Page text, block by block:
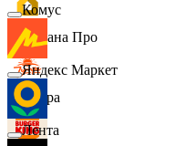
Лемана Про
7 утра
Комус
Яндекс Маркет
Лента